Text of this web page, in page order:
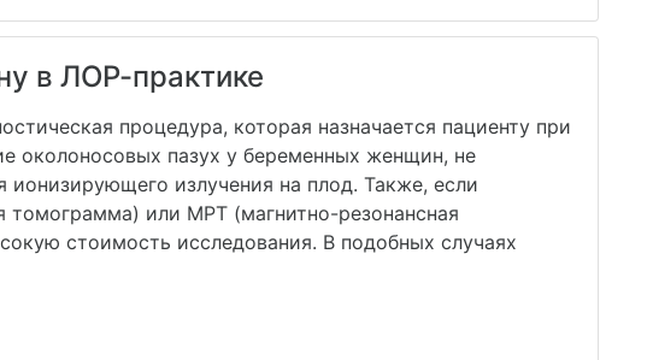
в ЛОР-практике
процедура, которая назначается пациенту при
околоносовых пазух у беременных женщин, не
ионизирующего излучения на плод. Также, если
томограмма) или МРТ (магнитно-резонансная
стоимость исследования. В подобных случаях